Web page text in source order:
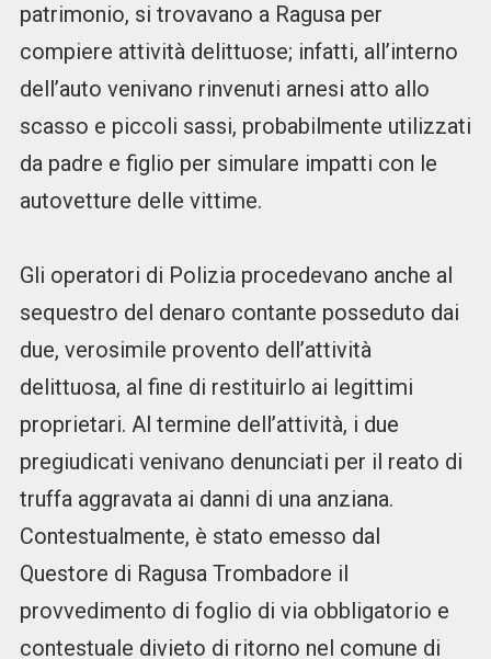
patrimonio, si trovavano a Ragusa per
compiere attività delittuose; infatti, all’interno
dell’auto venivano rinvenuti arnesi atto allo
scasso e piccoli sassi, probabilmente utilizzati
da padre e figlio per simulare impatti con le
autovetture delle vittime.
Gli operatori di Polizia procedevano anche al
sequestro del denaro contante posseduto dai
due, verosimile provento dell’attività
delittuosa, al fine di restituirlo ai legittimi
proprietari. Al termine dell’attività, i due
pregiudicati venivano denunciati per il reato di
truffa aggravata ai danni di una anziana.
Contestualmente, è stato emesso dal
Questore di Ragusa Trombadore il
provvedimento di foglio di via obbligatorio e
contestuale divieto di ritorno nel comune di